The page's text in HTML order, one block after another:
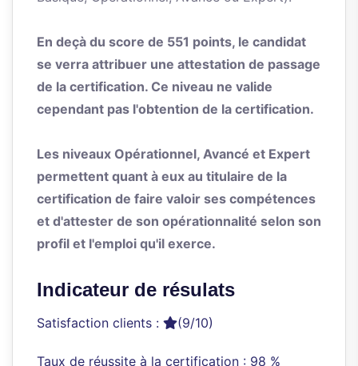
En deçà du score de 551 points, le candidat
se verra attribuer une attestation de passage
de la certification. Ce niveau ne valide
cependant pas l'obtention de la certification.
Les niveaux Opérationnel, Avancé et Expert
permettent quant à eux au titulaire de la
certification de faire valoir ses compétences
et d'attester de son opérationnalité selon son
profil et l'emploi qu'il exerce.
Indicateur de résulats
Satisfaction clients : (9/10)
Taux de réussite à la certification : 98 %